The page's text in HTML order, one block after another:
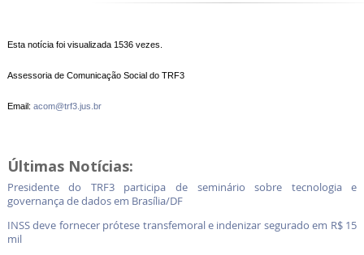
Esta notícia foi visualizada 1536 vezes.
Assessoria de Comunicação Social do TRF3
Email: acom@trf3.jus.br
Últimas Notícias:
Presidente do TRF3 participa de seminário sobre tecnologia e
governança de dados em Brasília/DF
INSS deve fornecer prótese transfemoral e indenizar segurado em R$ 15
mil